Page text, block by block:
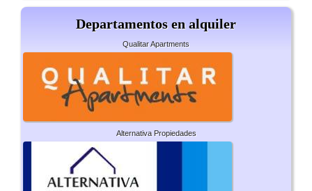
Departamentos en alquiler
Qualitar Apartments
Alternativa Propiedades